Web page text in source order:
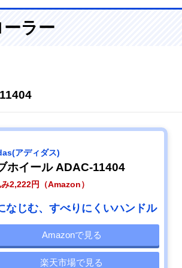
ラー
アディダス)
ホイール ADAC-11404
2,222円（Amazon）
なじむ、すべりにくいハンドル
Amazonで見る
楽天市場で見る